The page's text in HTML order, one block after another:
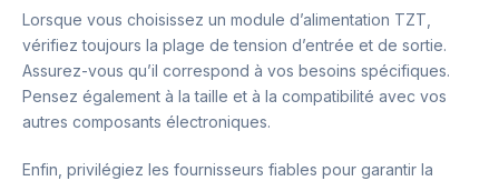
Lorsque vous choisissez un module d’alimentation TZT,
vérifiez toujours la plage de tension d’entrée et de sortie.
Assurez-vous qu’il correspond à vos besoins spécifiques.
Pensez également à la taille et à la compatibilité avec vos
autres composants électroniques.
Enfin, privilégiez les fournisseurs fiables pour garantir la